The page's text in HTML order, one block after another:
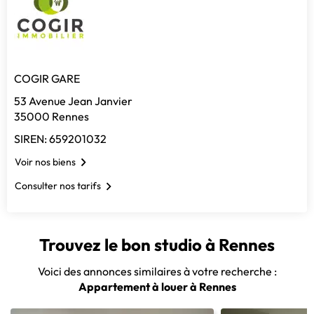
COGIR GARE
53 Avenue Jean Janvier
35000 Rennes
SIREN: 659201032
Voir nos biens
Consulter nos tarifs
Trouvez le bon studio à Rennes
Voici des annonces similaires à votre recherche :
Appartement à louer à Rennes